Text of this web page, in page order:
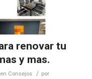
renovar tu
y mas.
en Consejos / por